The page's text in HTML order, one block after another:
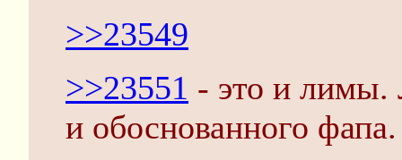
>>23549
>>23551 - это и лимы.
и обоснованного фапа.